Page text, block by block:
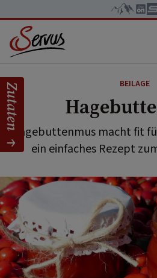
BEILAGE
Hagebuttenmus macht fit
ein einfaches Rezept
Zutaten